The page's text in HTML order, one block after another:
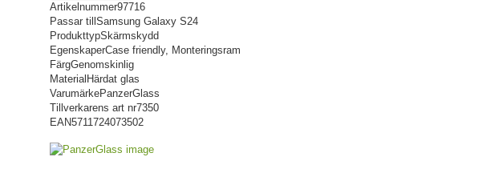
Artikelnummer97716
Passar till Samsung Galaxy S24
ProdukttypSkärmskydd
EgenskaperCase friendly, Monteringsram
FärgGenomskinlig
Material Härdat glas
VarumärkePanzerGlass
Tillverkarens art nr7350
EAN5711724073502